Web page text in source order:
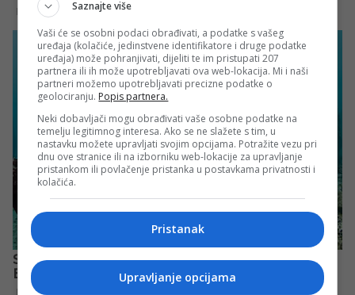
Saznajte više
Vaši će se osobni podaci obrađivati, a podatke s vašeg
uređaja (kolačiće, jedinstvene identifikatore i druge podatke
uređaja) može pohranjivati, dijeliti te im pristupati 207
partnera ili ih može upotrebljavati ova web-lokacija. Mi i naši
partneri možemo upotrebljavati precizne podatke o
geolociranju. Popis partnera.
Neki dobavljači mogu obrađivati vaše osobne podatke na
temelju legitimnog interesa. Ako se ne slažete s tim, u
nastavku možete upravljati svojim opcijama. Potražite vezu pri
dnu ove stranice ili na izborniku web-lokacije za upravljanje
pristankom ili povlačenje pristanka u postavkama privatnosti i
kolačića.
Pristanak
Upravljanje opcijama